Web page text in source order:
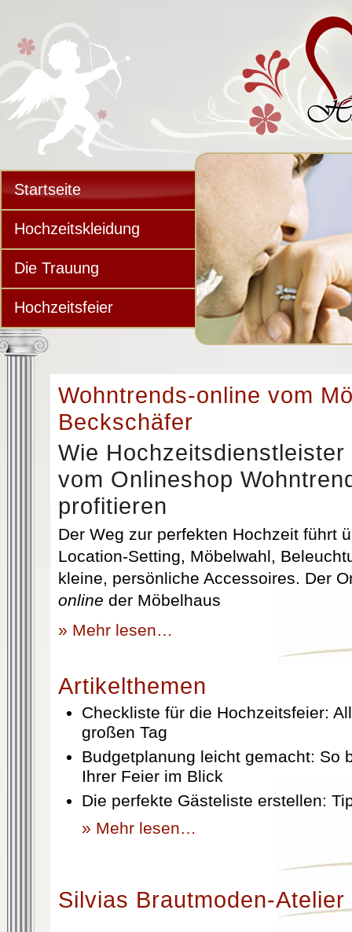
Startseite
Hochzeitskleidung
Die Trauung
Hochzeitsfeier
Wohntrends-online vom
Beckschäfer
Wie
vom Onlineshop
profitieren
Der Weg zur perfekten Hochzeit führt
Location-Setting, Möbelwahl,
kleine, persönliche Accessoires. Der
online der Möbelhaus
» Mehr lesen…
Artikelthemen
Checkliste für die Hochzeitsfeier:
großen Tag
Budgetplanung leicht gemacht: So
Ihrer Feier im Blick
Die perfekte Gästeliste erstellen:
» Mehr lesen…
Silvias Brautmoden-Atelier